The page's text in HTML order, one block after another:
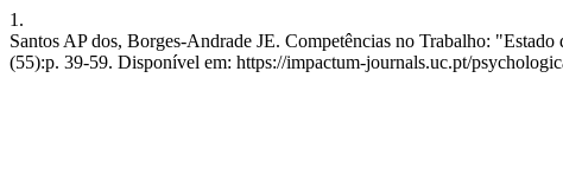
1.
Santos AP dos, Borges-Andrade JE. Competências no Trabalho:
(55):p. 39-59. Disponível em: https://impactum-journals.uc.pt/